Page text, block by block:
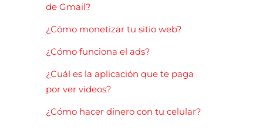
de Gmail?
¿Cómo monetizar tu sitio web?
¿Cómo funciona el ads?
¿Cuál es la aplicación que te paga
por ver videos?
¿Cómo hacer dinero con tu celular?